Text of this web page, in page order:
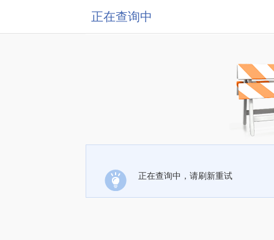
正在查询中
正在查询中，请刷新重试